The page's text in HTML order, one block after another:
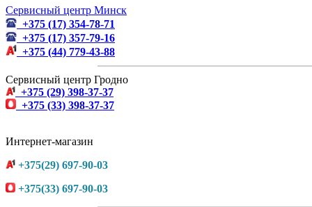
Сервисный центр Минск
+375 (17) 354-78-71
+375 (17) 357-79-16
+375 (44) 779-43-88
Сервисный центр Гродно
+375 (29) 398-37-37
+375 (33) 398-37-37
Интернет-магазин
+375(29) 697-90-03
+375(33) 697-90-03